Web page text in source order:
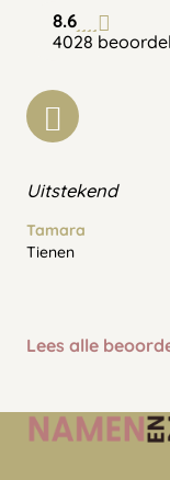
8.6
4028
Uitstekend
Tamara
Tienen
Lees alle